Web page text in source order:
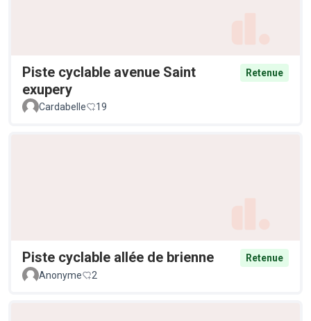
Piste cyclable avenue Saint
exupery
Retenue
Cardabelle 19
Piste cyclable allée de brienne
Retenue
Anonyme
2